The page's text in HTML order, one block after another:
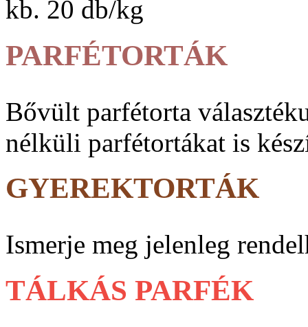
kb. 20 db/kg
PARFÉTORTÁK
Bővült parfé­torta
nélküli parfé­tortákat is
GYEREKTORTÁK
Ismerje meg jelenleg
TÁLKÁS PARFÉK